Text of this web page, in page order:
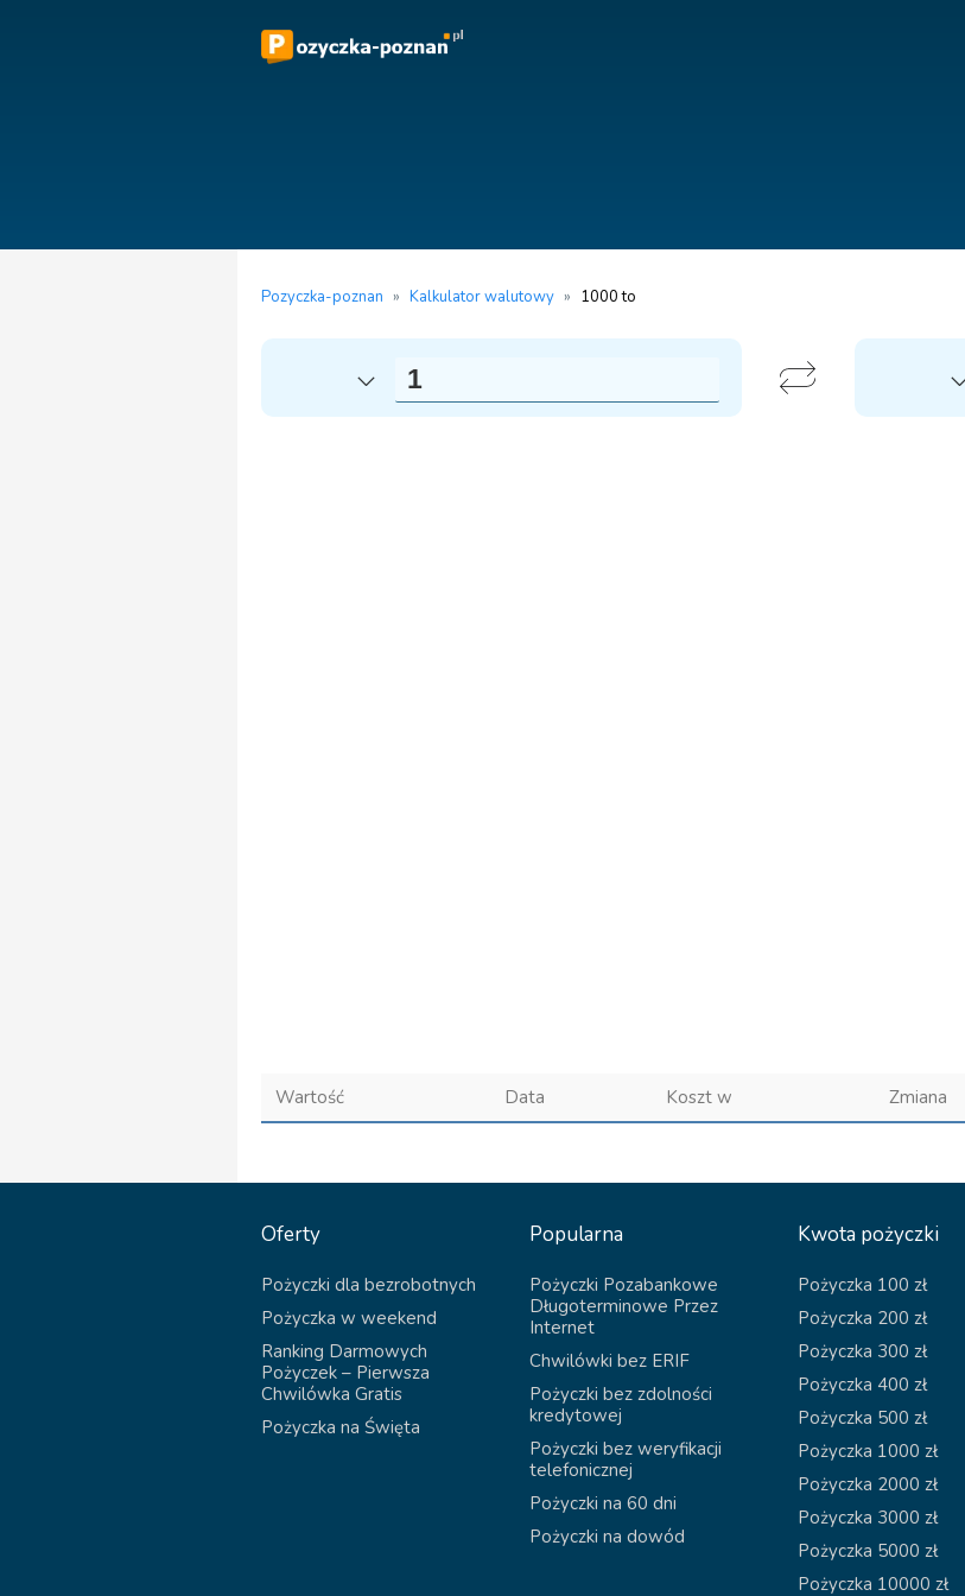
Pozyczka-poznan » Kalkulator walutowy » 1000 to
Wartość Data Koszt w Zmiana
Oferty
Pożyczki dla bezrobotnych
Pożyczka w weekend
Ranking Darmowych
Pożyczek – Pierwsza
Chwilówka Gratis
Pożyczka na Święta
Popularna
Pożyczki Pozabankowe
Długoterminowe Przez
Internet
Chwilówki bez ERIF
Pożyczki bez zdolności
kredytowej
Pożyczki bez weryfikacji
telefonicznej
Pożyczki na 60 dni
Pożyczki na dowód
Kwota pożyczki
Pożyczka 100 zł
Pożyczka 200 zł
Pożyczka 300 zł
Pożyczka 400 zł
Pożyczka 500 zł
Pożyczka 1000 zł
Pożyczka 2000 zł
Pożyczka 3000 zł
Pożyczka 5000 zł
Pożyczka 10000 zł